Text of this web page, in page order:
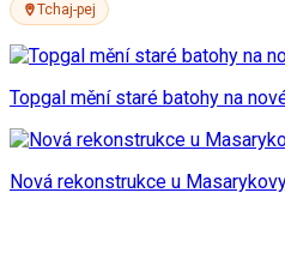
Tchaj-pej
Topgal mění staré batohy na
Nová rekonstrukce u